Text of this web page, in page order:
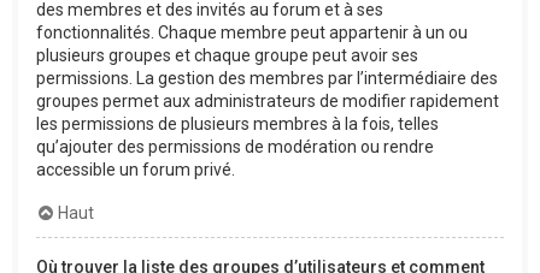
des membres et des invités au forum et à ses
fonctionnalités. Chaque membre peut appartenir à un ou
plusieurs groupes et chaque groupe peut avoir ses
permissions. La gestion des membres par l’intermédiaire des
groupes permet aux administrateurs de modifier rapidement
les permissions de plusieurs membres à la fois, telles
qu’ajouter des permissions de modération ou rendre
accessible un forum privé.
Haut
Où trouver la liste des groupes d’utilisateurs et comment